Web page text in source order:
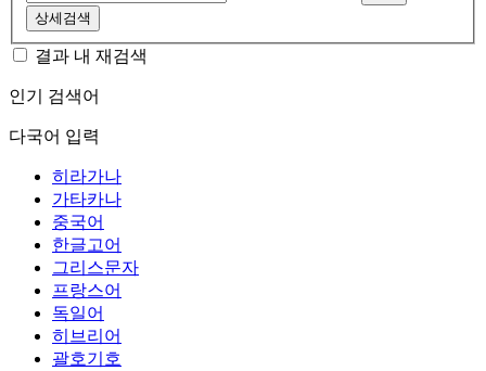
상세검색
결과 내 재검색
인기 검색어
다국어 입력
히라가나
가타카나
중국어
한글고어
그리스문자
프랑스어
독일어
히브리어
괄호기호